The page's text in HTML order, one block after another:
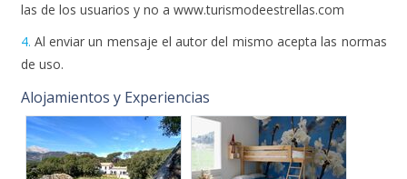
las de los usuarios y no a www.turismodeestrellas.com
4. Al enviar un mensaje el autor del mismo acepta las normas
de uso.
Alojamientos y Experiencias